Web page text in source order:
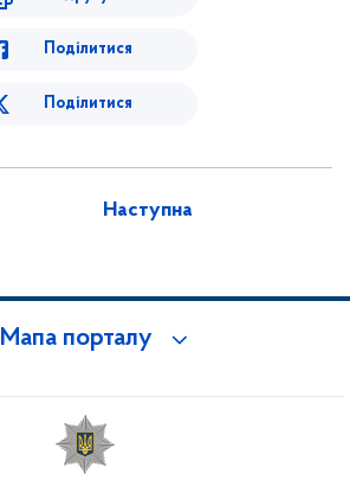
Поділитися
Поділитися
Наступна
Мапа порталу